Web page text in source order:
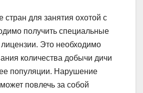
стран для занятия охотой с
получить специальные
Это необходимо
количества добычи дичи
популяции. Нарушение
повлечь за собой